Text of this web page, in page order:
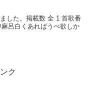
した。掲載数 全 1 首歌番
呂白くあればうべ欲しか
ク